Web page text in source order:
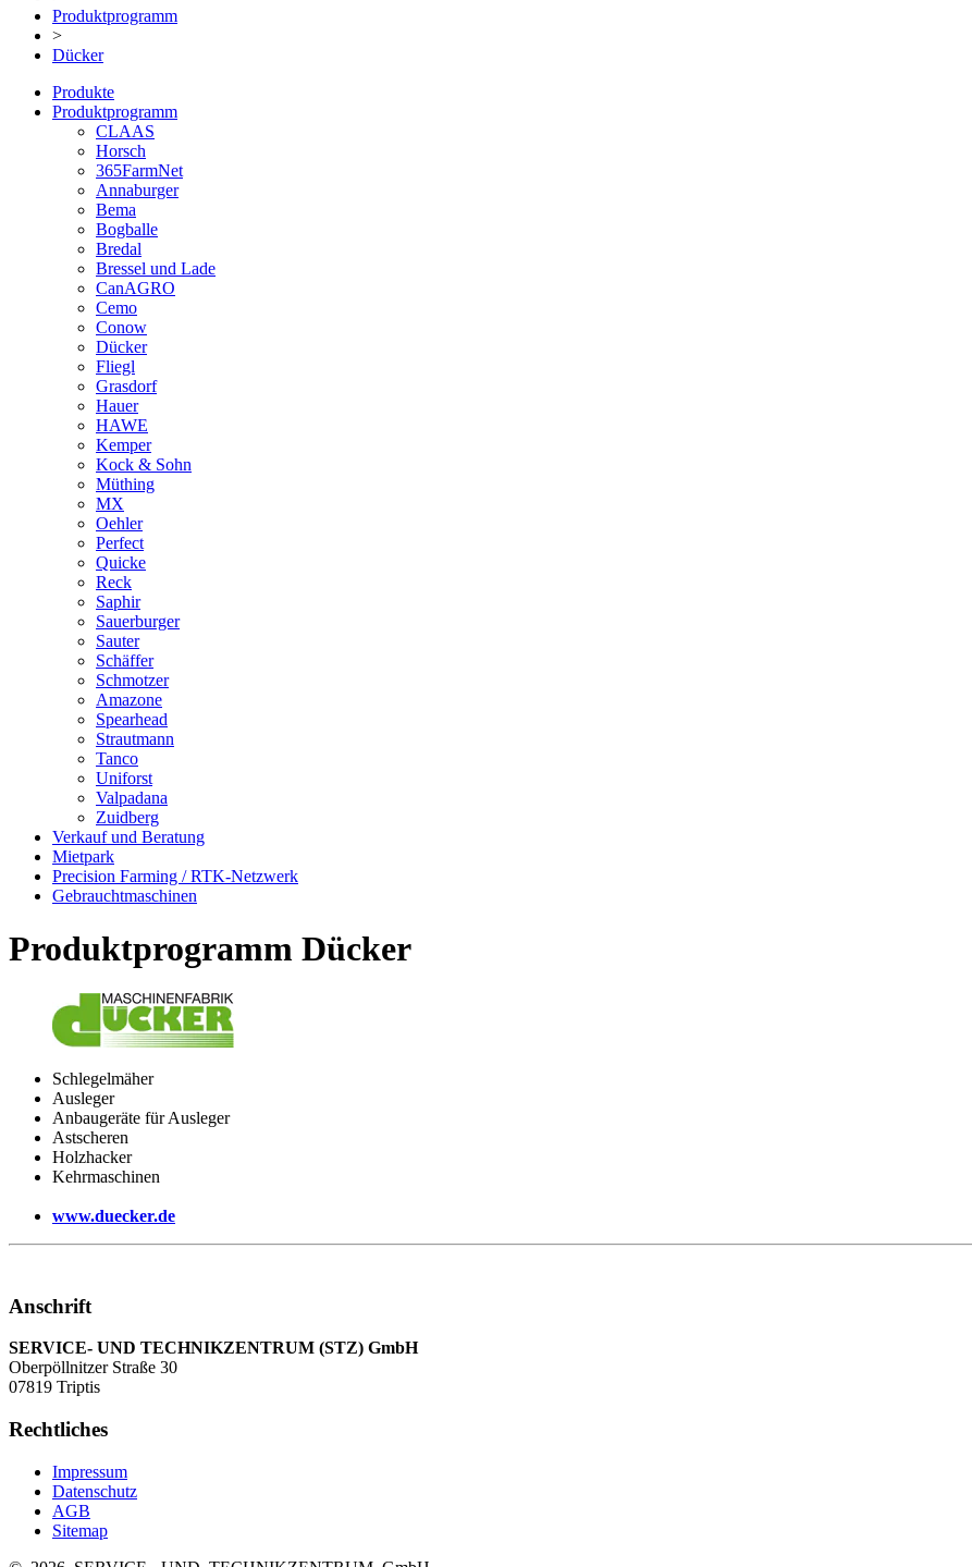
Produktprogramm
>
Dücker
Produkte
Produktprogramm
CLAAS
Horsch
365FarmNet
Annaburger
Bema
Bogballe
Bredal
Bressel und Lade
CanAGRO
Cemo
Conow
Dücker
Fliegl
Grasdorf
Hauer
HAWE
Kemper
Kock & Sohn
Müthing
MX
Oehler
Perfect
Quicke
Reck
Saphir
Sauerburger
Sauter
Schäffer
Schmotzer
Amazone
Spearhead
Strautmann
Tanco
Uniforst
Valpadana
Zuidberg
Verkauf und Beratung
Mietpark
Precision Farming / RTK-Netzwerk
Gebrauchtmaschinen
Produktprogramm Dücker
Schlegelmäher
Ausleger
Anbaugeräte für Ausleger
Astscheren
Holzhacker
Kehrmaschinen
www.duecker.de
Anschrift
SERVICE- UND TECHNIKZENTRUM (STZ) GmbH
Oberpöllnitzer Straße 30
07819 Triptis
Rechtliches
Impressum
Datenschutz
AGB
Sitemap